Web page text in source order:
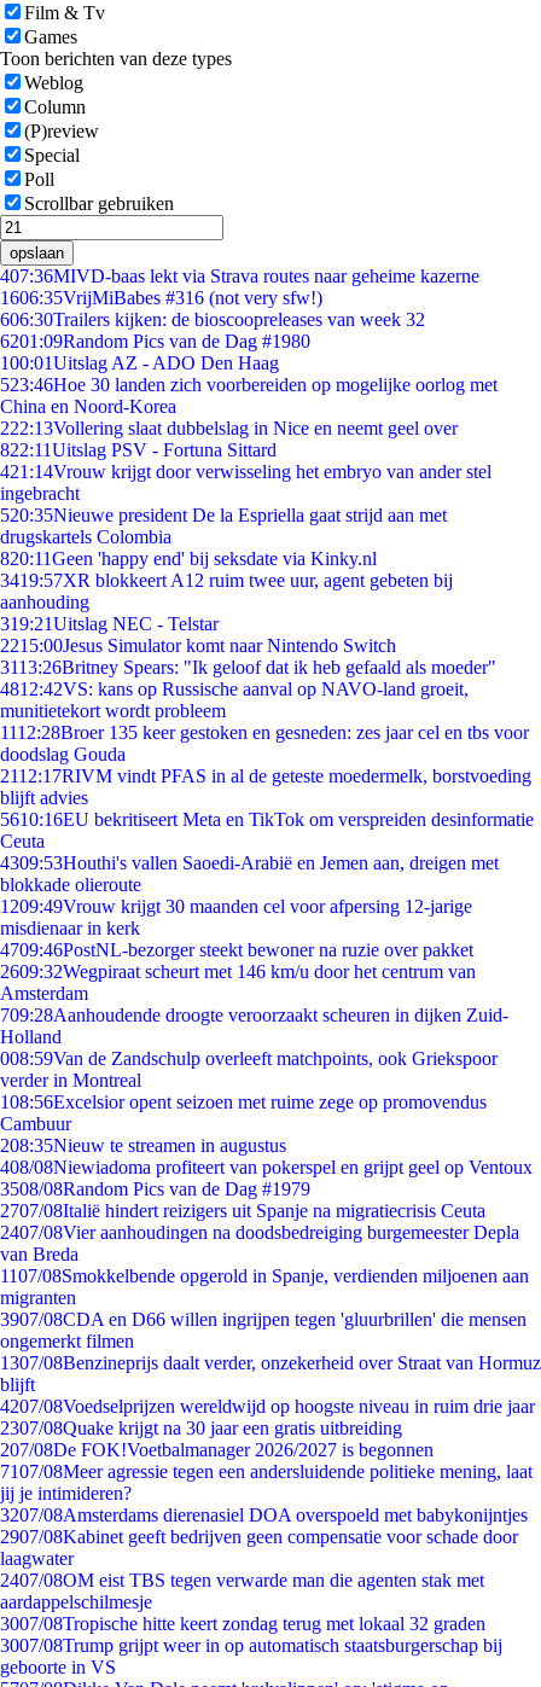
Film & Tv
Games
Toon berichten van deze types
Weblog
Column
(P)review
Special
Poll
Scrollbar gebruiken
opslaan
407:36MIVD-baas lekt via Strava routes naar geheime kazerne
1606:35VrijMiBabes #316 (not very sfw!)
606:30Trailers kijken: de bioscoopreleases van week 32
6201:09Random Pics van de Dag #1980
100:01Uitslag AZ - ADO Den Haag
523:46Hoe 30 landen zich voorbereiden op mogelijke oorlog met
China en Noord-Korea
222:13Vollering slaat dubbelslag in Nice en neemt geel over
822:11Uitslag PSV - Fortuna Sittard
421:14Vrouw krijgt door verwisseling het embryo van ander stel
ingebracht
520:35Nieuwe president De la Espriella gaat strijd aan met
drugskartels Colombia
820:11Geen 'happy end' bij seksdate via Kinky.nl
3419:57XR blokkeert A12 ruim twee uur, agent gebeten bij
aanhouding
319:21Uitslag NEC - Telstar
2215:00Jesus Simulator komt naar Nintendo Switch
3113:26Britney Spears: "Ik geloof dat ik heb gefaald als moeder"
4812:42VS: kans op Russische aanval op NAVO-land groeit,
munitietekort wordt probleem
1112:28Broer 135 keer gestoken en gesneden: zes jaar cel en tbs voor
doodslag Gouda
2112:17RIVM vindt PFAS in al de geteste moedermelk, borstvoeding
blijft advies
5610:16EU bekritiseert Meta en TikTok om verspreiden desinformatie
Ceuta
4309:53Houthi's vallen Saoedi-Arabië en Jemen aan, dreigen met
blokkade olieroute
1209:49Vrouw krijgt 30 maanden cel voor afpersing 12-jarige
misdienaar in kerk
4709:46PostNL-bezorger steekt bewoner na ruzie over pakket
2609:32Wegpiraat scheurt met 146 km/u door het centrum van
Amsterdam
709:28Aanhoudende droogte veroorzaakt scheuren in dijken Zuid-
Holland
008:59Van de Zandschulp overleeft matchpoints, ook Griekspoor
verder in Montreal
108:56Excelsior opent seizoen met ruime zege op promovendus
Cambuur
208:35Nieuw te streamen in augustus
408/08Niewiadoma profiteert van pokerspel en grijpt geel op Ventoux
3508/08Random Pics van de Dag #1979
2707/08Italië hindert reizigers uit Spanje na migratiecrisis Ceuta
2407/08Vier aanhoudingen na doodsbedreiging burgemeester Depla
van Breda
1107/08Smokkelbende opgerold in Spanje, verdienden miljoenen aan
migranten
3907/08CDA en D66 willen ingrijpen tegen 'gluurbrillen' die mensen
ongemerkt filmen
1307/08Benzineprijs daalt verder, onzekerheid over Straat van Hormuz
blijft
4207/08Voedselprijzen wereldwijd op hoogste niveau in ruim drie jaar
2307/08Quake krijgt na 30 jaar een gratis uitbreiding
207/08De FOK!Voetbalmanager 2026/2027 is begonnen
7107/08Meer agressie tegen een andersluidende politieke mening, laat
jij je intimideren?
3207/08Amsterdams dierenasiel DOA overspoeld met babykonijntjes
2907/08Kabinet geeft bedrijven geen compensatie voor schade door
laagwater
2407/08OM eist TBS tegen verwarde man die agenten stak met
aardappelschilmesje
3007/08Tropische hitte keert zondag terug met lokaal 32 graden
3007/08Trump grijpt weer in op automatisch staatsburgerschap bij
geboorte in VS